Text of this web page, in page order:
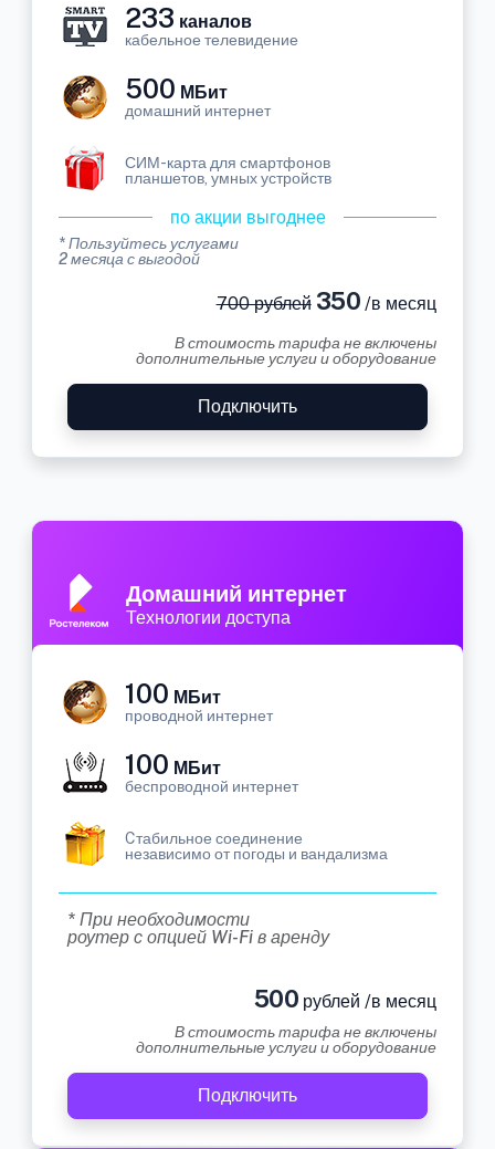
233 каналов
кабельное телевидение
500 МБит
домашний интернет
СИМ-карта для смартфонов
планшетов, умных устройств
по акции выгоднее
* Пользуйтесь услугами
2 месяца с выгодой
700 рублей350 /в месяц
В стоимость тарифа не включены
дополнительные услуги и оборудование
Подключить
Домашний интернет
Технологии доступа
100 МБит
проводной интернет
100 МБит
беспроводной интернет
Cтабильное соединение
независимо от погоды и вандализма
* При необходимости
роутер с опцией Wi-Fi в аренду
500 рублей /в месяц
В стоимость тарифа не включены
дополнительные услуги и оборудование
Подключить